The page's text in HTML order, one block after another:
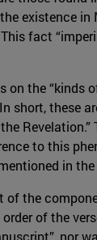
existence
fact
on the “kinds
short, these
to this
in the
of the
of the
nor